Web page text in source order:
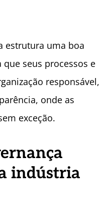
estrutura uma boa
seus processos e
responsável,
onde as
exceção.
indústria